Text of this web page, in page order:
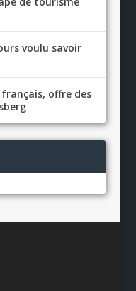
voulu savoir
offre des